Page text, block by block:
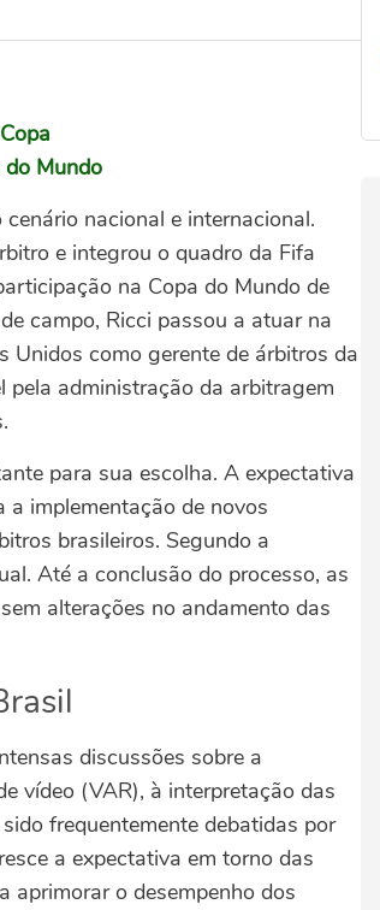
Mundo
nacional e internacional.
e integrou o quadro da Fifa
na Copa do Mundo de
campo, Ricci passou a atuar na
Unidos como gerente de árbitros da
pela administração da arbitragem
para sua escolha. A expectativa
a implementação de novos
brasileiros. Segundo a
Até a conclusão do processo, as
alterações no andamento das
discussões sobre a
vídeo (VAR), à interpretação das
frequentemente debatidas por
a expectativa em torno das
aprimorar o desempenho dos